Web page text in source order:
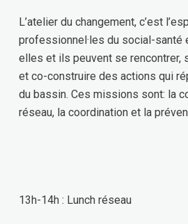
L’atelier du changement, c’est
professionnel·les du social-santé
elles et ils peuvent se rencontrer,
et co-construire des actions qui
du bassin. Ces missions sont: la
réseau, la coordination et la
13h-14h : Lunch réseau